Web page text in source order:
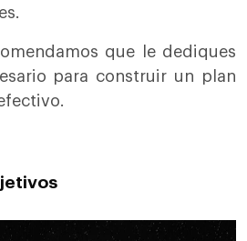
que le dediques
para construir un plan